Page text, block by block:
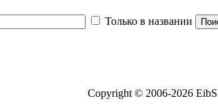
Только в названии
Copyright © 2006-2026